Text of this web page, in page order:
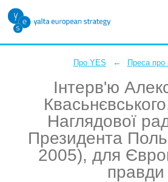
Про YES ← Преса про
Інтерв'ю
Наглядової
Президента
2005), для
правди